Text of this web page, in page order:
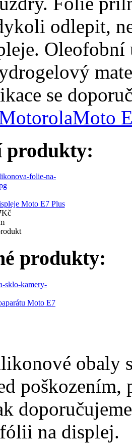
odlepit,
se
Moto
produkty:
Moto E7 Plus
Kč
produkty:
Moto E7
obaly
poškozením,
na displej.